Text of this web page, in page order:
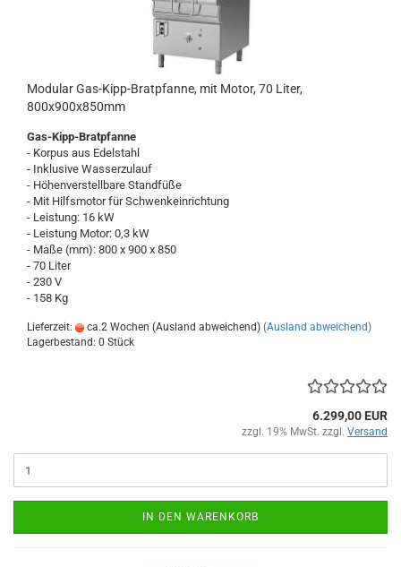
Modular Gas-Kipp-Bratpfanne, mit Motor, 70 Liter,
800x900x850mm
Gas-Kipp-Bratpfanne
- Korpus aus Edelstahl
- Inklusive Wasserzulauf
- Höhenverstellbare Standfüße
- Mit Hilfsmotor für Schwenkeinrichtung
- Leistung: 16 kW
- Leistung Motor: 0,3 kW
- Maße (mm): 800 x 900 x 850
- 70 Liter
- 230 V
- 158 Kg
Lieferzeit: ca.2 Wochen (Ausland abweichend) (Ausland abweichend)
Lagerbestand: 0 Stück
6.299,00 EUR
zzgl. 19% MwSt. zzgl. Versand
IN DEN WARENKORB